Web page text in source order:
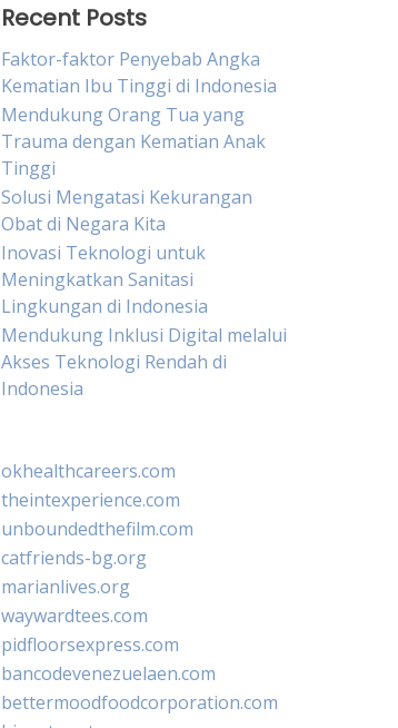
Recent Posts
Faktor-faktor Penyebab Angka
Kematian Ibu Tinggi di Indonesia
Mendukung Orang Tua yang
Trauma dengan Kematian Anak
Tinggi
Solusi Mengatasi Kekurangan
Obat di Negara Kita
Inovasi Teknologi untuk
Meningkatkan Sanitasi
Lingkungan di Indonesia
Mendukung Inklusi Digital melalui
Akses Teknologi Rendah di
Indonesia
okhealthcareers.com
theintexperience.com
unboundedthefilm.com
catfriends-bg.org
marianlives.org
waywardtees.com
pidfloorsexpress.com
bancodevenezuelaen.com
bettermoodfoodcorporation.com